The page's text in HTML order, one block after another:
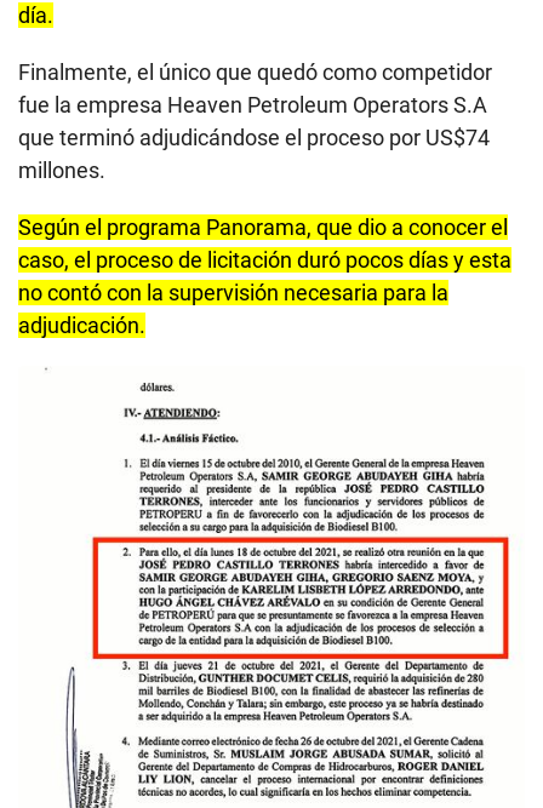
día.
Finalmente, el único que quedó como competidor
fue la empresa Heaven Petroleum Operators S.A
que terminó adjudicándose el proceso por US$74
millones.
Según el programa Panorama, que dio a conocer el
caso, el proceso de licitación duró pocos días y esta
no contó con la supervisión necesaria para la
adjudicación.